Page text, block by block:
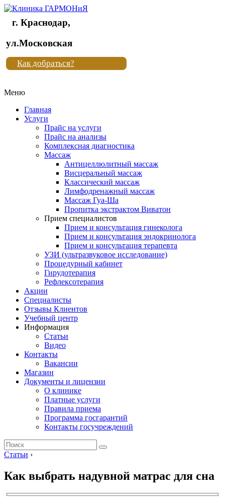
Клиника
"Новая
жизнь"
Клиника
жизнь"
г. Краснодар,
ул.Московская
Как добраться?
Меню
Главная
Услуги
Прайс на услуги
Прайс на анализы
Комплексная диагностика
Массаж
Антицеллюлитный массаж
Висцеральный массаж
Классический массаж
Лимфодренажный массаж
Массаж Гуа-Ша
Пропитка экстрактом Виватон
Прием специалистов
Прием и консультация гинеколога
Прием и консультация эндокринолога
Прием и консультация терапевта
УЗИ (ультразвуковое исследование)
Процедурный кабинет
Гирудотерапия
Рефлексотерапия
Акции
Специалисты
Отзывы Клиентов
Учебный центр
Информация
Статьи
Видео
Контакты
Вакансии
Магазин
Документы и лицензии
О клинике
Платные услуги
Правила приема
Программа госгарантий
Контакты госучреждений
Статьи ›
Как выбрать надувной матрас для сна